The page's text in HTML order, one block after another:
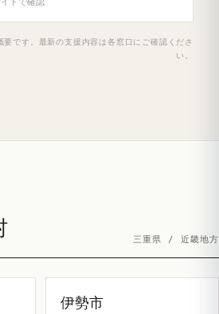
要です。最新の支援内容は各窓口にご確認くださ
い。
三重県 / 近畿地方
伊勢市